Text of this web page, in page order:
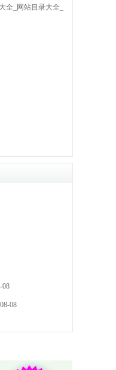
度测量仪
镀镍测厚仪,
厚仪,指针型
全_网站目录大全_
08
08